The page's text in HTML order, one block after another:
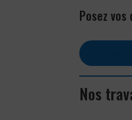
Posez
Nos